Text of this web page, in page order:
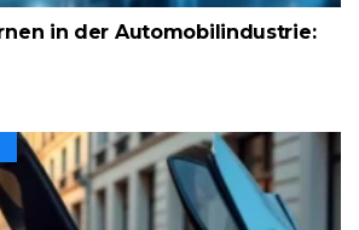
in der Automobilindustrie: